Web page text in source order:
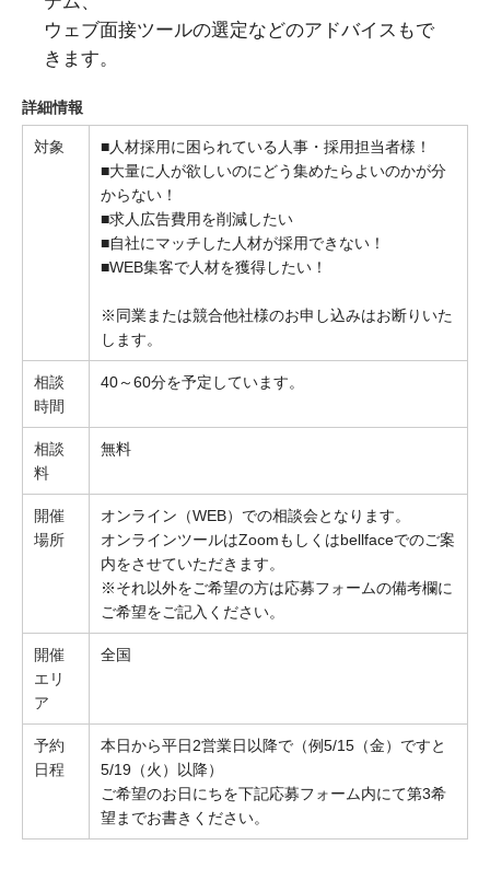
ウェブ面接ツールの選定などのアドバイスもで
きます。
詳細情報
対象
■人材採用に困られている人事・採用担当者様！
■大量に人が欲しいのにどう集めたらよいのかが分
からない！
■求人広告費用を削減したい
■自社にマッチした人材が採用できない！
■WEB集客で人材を獲得したい！
※同業または競合他社様のお申し込みはお断りいた
します。
相談
時間
40～60分を予定しています。
相談
料
無料
開催
場所
オンライン（WEB）での相談会となります。
オンラインツールはZoomもしくはbellfaceでのご案
内をさせていただきます。
※それ以外をご希望の方は応募フォームの備考欄に
ご希望をご記入ください。
開催
エリ
ア
全国
予約
日程
本日から平日2営業日以降で（例5/15（金）ですと
5/19（火）以降）
ご希望のお日にちを下記応募フォーム内にて第3希
望までお書きください。